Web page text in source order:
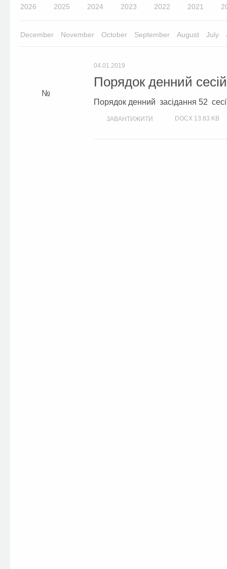
2026 2025 2024 2023 2022 2021
December November October September August July
04.01.2019
Порядок денний
Порядок денний засідання 52
ЗАВАНТИЖИТИ DOCX 13.83 KB